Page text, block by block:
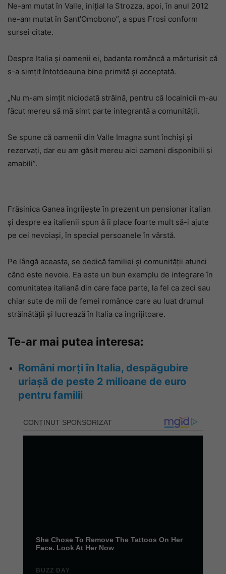
Ne-am mutat în Valle, inițial la Strozza, apoi, în anul 2012
ne-am mutat în Sant’Omobono”, a spus Frosi conform
sursei citate.
Despre Italia și oamenii ei, badanta româncă a mărturisit că
s-a simțit întotdeauna bine primită și acceptată.
„Nu m-am simțit niciodată străină, pentru că localnicii m-au
făcut mereu să mă simt parte integrantă a comunității.
Se spune că oamenii din Valle Imagna sunt închiși și
rezervați, dar eu am găsit mereu aici oameni disponibili și
amabili”.
Frăsinica Ganea îngrijește în prezent un pensionar italian
și despre ea italienii spun ă îi place foarte mult să-i ajute
pe cei nevoiași, în special persoanele în vârstă.
Pe lângă aceasta, se dedică familiei și comunității atunci
când este nevoie. Ea este un bun exemplu de integrare în
comunitatea italiană din care face parte, la fel ca zeci sau
chiar sute de mii de femei românce care au luat drumul
străinătății și lucrează în Italia ca îngrijitoare.
Te-ar mai putea interesa:
Români morți în Italia, despăgubire
uriașă de peste 2 milioane de euro
pentru familii